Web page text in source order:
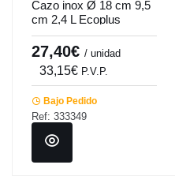
Cazo inox Ø 18 cm 9,5
cm 2,4 L Ecoplus
Pro.cooker
27,40€ / unidad
33,15€ P.V.P.
Bajo Pedido
Ref: 333349